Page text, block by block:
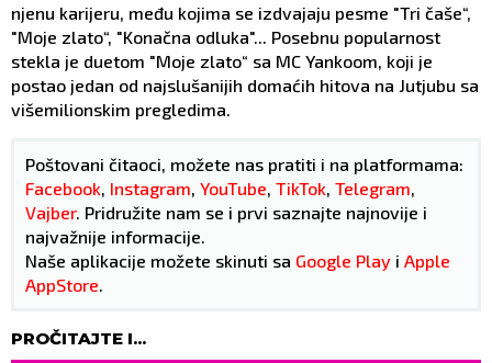
njenu karijeru, među kojima se izdvajaju pesme "Tri čaše“,
"Moje zlato“, "Konačna odluka"... Posebnu popularnost
stekla je duetom "Moje zlato“ sa MC Yankoom, koji je
postao jedan od najslušanijih domaćih hitova na Jutjubu sa
višemilionskim pregledima.
Poštovani čitaoci, možete nas pratiti i na platformama:
Facebook Instagram YouTube TikTok Telegram
Vajber. Pridružite nam se i prvi saznajte najnovije i
najvažnije informacije.
Naše aplikacije možete skinuti sa Google Play i Apple
AppStore
PROČITAJTE I...